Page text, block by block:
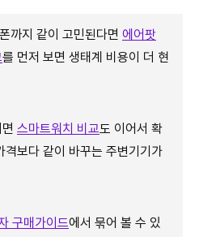
까지 같이 고민된다면 에어팟
를 먼저 보면 생태계 비용이 더 현
스마트워치 비교도 이어서 확
격보다 같이 바꾸는 주변기기가
구매가이드에서 묶어 볼 수 있